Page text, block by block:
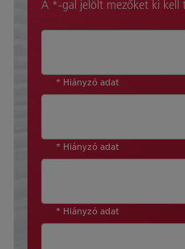
A *-gal jelölt mezőket ki kell
* Hiányzó adat
* Hiányzó adat
* Hiányzó adat